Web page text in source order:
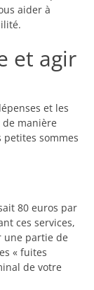
aider à
et agir
et les
manière
sommes
80 euros par
ces services,
une partie de
« fuites
de votre